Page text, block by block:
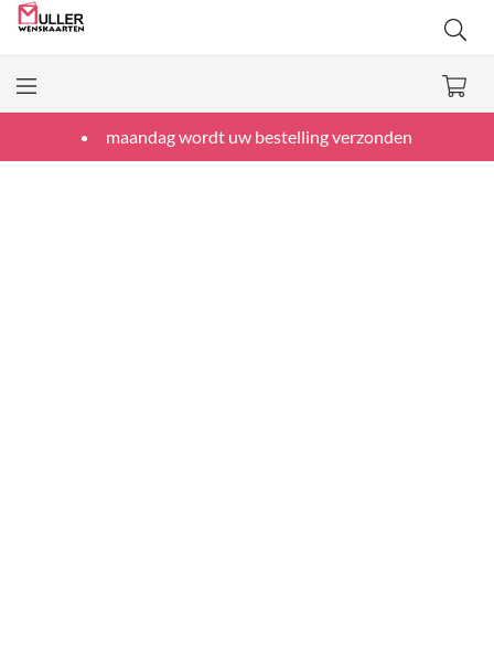
maandag wordt uw bestelling verzonden